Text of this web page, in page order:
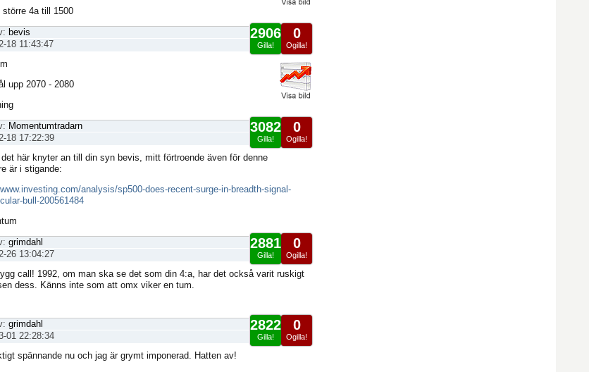
större 4a till 1500
0
Ogilla!
2906
Gilla!
bevis
18 11:43:47
upp 2070 - 2080
0
Ogilla!
3082
Gilla!
Momentumtradarn
18 17:22:39
här knyter an till din syn bevis, mitt förtroende även för denne
är i stigande:
analysis/sp500-does-recent-surge-in-breadth-signal-
bull-200561484
0
Ogilla!
2881
Gilla!
grimdahl
26 13:04:27
call! 1992, om man ska se det som din 4:a, har det också varit ruskigt
dess. Känns inte som att omx viker en tum.
0
Ogilla!
2822
Gilla!
grimdahl
01 22:28:34
spännande nu och jag är grymt imponerad. Hatten av!